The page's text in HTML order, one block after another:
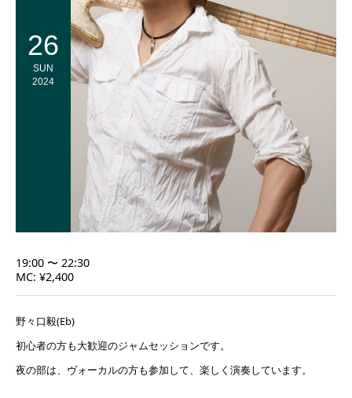
26
SUN
2024
19:00 〜 22:30
MC: ¥2,400
野々口毅(Eb)
初心者の方も大歓迎のジャムセッションです。
夜の部は、ヴォーカルの方も参加して、楽しく演奏しています。